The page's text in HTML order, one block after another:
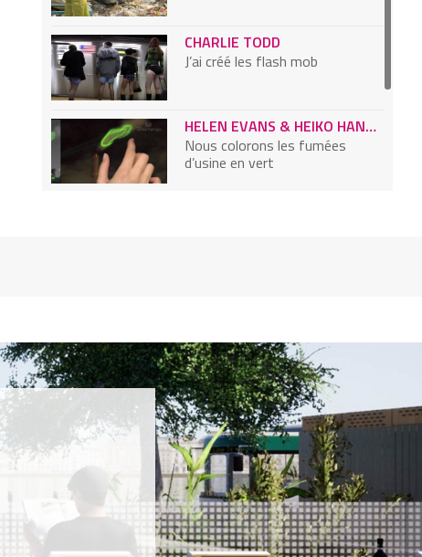
CHARLIE TODD
J’ai créé les flash mob
HELEN EVANS & HEIKO HANSEN
Nous colorons les fumées
d’usine en vert
très chics
SPENCER TUNICK
je photographie des milliers de
personnes nues
JAN PETER BERGKVIST
J'ai co-créé la première chaine
d'éco-hôtels
RUSKIG